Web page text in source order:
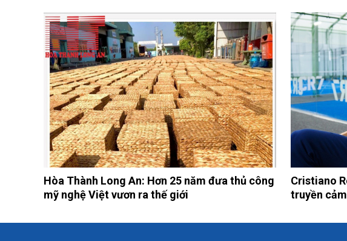
Hòa Thành Long An: Hơn 25 năm đưa thủ công
mỹ nghệ Việt vươn ra thế giới
Cristiano
truyền